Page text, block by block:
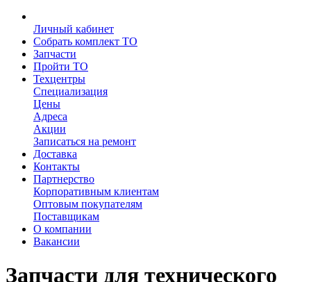
Личный кабинет
Собрать комплект ТО
Запчасти
Пройти ТО
Техцентры
Специализация
Цены
Адреса
Акции
Записаться на ремонт
Доставка
Контакты
Партнерство
Корпоративным клиентам
Оптовым покупателям
Поставщикам
О компании
Вакансии
Запчасти для технического